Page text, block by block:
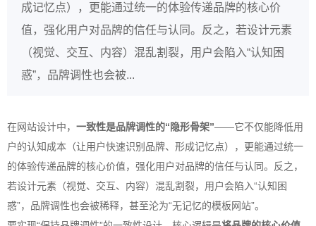
成记忆点），更能通过统一的体验传递品牌的核心价
值，强化用户对品牌的信任与认同。反之，若设计元素
（视觉、交互、内容）混乱割裂，用户会陷入“认知困
惑”，品牌调性也会被...
在网站设计中， 一致性是品牌调性的“隐形骨架”——它不仅能降低用
户的认知成本（让用户快速识别品牌、形成记忆点），更能通过统一
的体验传递品牌的核心价值，强化用户对品牌的信任与认同。反之，
若设计元素（视觉、交互、内容）混乱割裂，用户会陷入“认知困
惑”，品牌调性也会被稀释，甚至沦为“无记忆的模板网站”。